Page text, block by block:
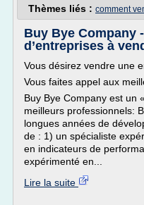
Thèmes liés : comment
Buy Bye Company
d’entreprises à
Vous désirez vendre une
Vous faites appel aux
Buy Bye Company est un
meilleurs professionnels:
longues années de
de : 1) un spécialiste
en indicateurs de
expérimenté en...
Lire la suite